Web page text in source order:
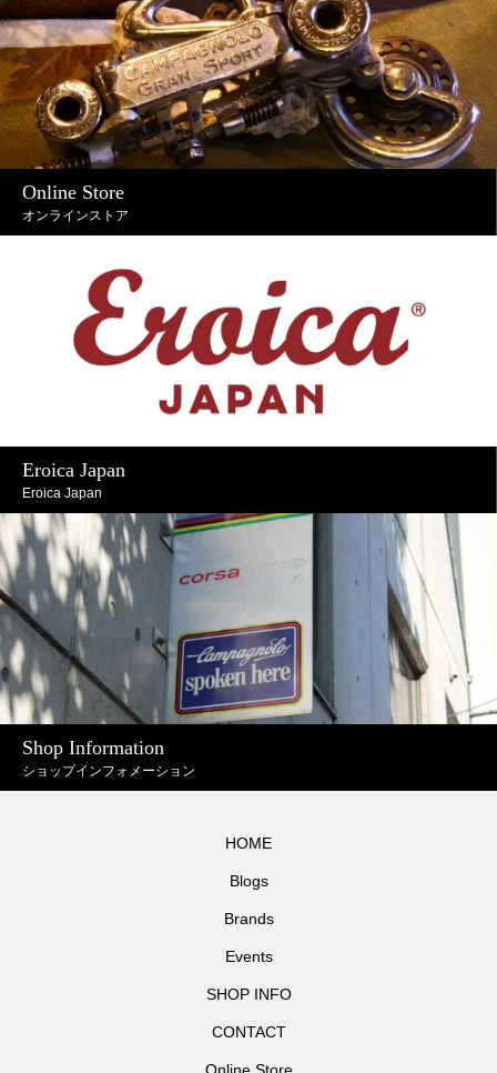
Online Store
オンラインストア
Eroica Japan
Eroica Japan
Shop Information
ショップインフォメーション
HOME
Blogs
Brands
Events
SHOP INFO
CONTACT